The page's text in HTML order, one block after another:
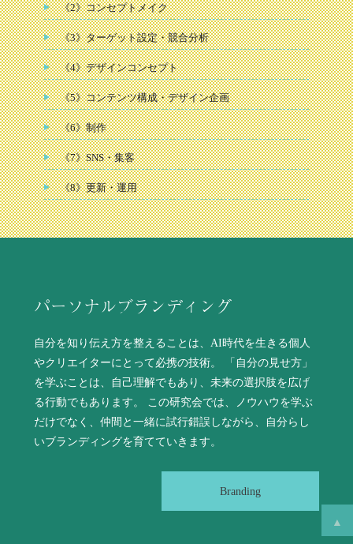
《2》コンセプトメイク
《3》ターゲット設定・競合分析
《4》デザインコンセプト
《5》コンテンツ構成・デザイン企画
《6》制作
《7》SNS・集客
《8》更新・運用
パーソナルブランディング
自分を知り伝え方を整えることは、AI時代を生きる個人
やクリエイターにとって必携の技術。 「自分の見せ方」
を学ぶことは、自己理解でもあり、未来の選択肢を広げ
る行動でもあります。 この研究会では、ノウハウを学ぶ
だけでなく、仲間と一緒に試行錯誤しながら、自分らし
いブランディングを育てていきます。
Branding